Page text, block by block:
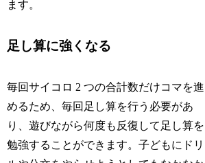
ます。
足し算に強くなる
毎回サイコロ 2 つの合計数だけコマを進
めるため、毎回足し算を行う必要があ
り、遊びながら何度も反復して足し算を
勉強することができます。子どもにドリ